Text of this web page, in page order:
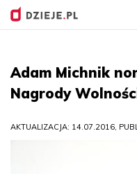
Adam Michnik
Nagrody
AKTUALIZACJA: 14.07.2016,